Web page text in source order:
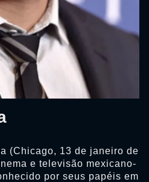
(Chicago, 13 de janeiro de
e televisão mexicano-
por seus papéis em